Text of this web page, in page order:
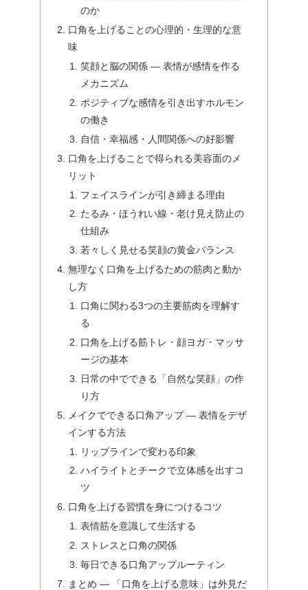
のか
口角を上げることの心理的・生理的な意
味
笑顔と脳の関係 ― 表情が感情を作る
メカニズム
ポジティブな感情を引き出すホルモン
の働き
自信・幸福感・人間関係への好影響
口角を上げることで得られる美容面のメ
リット
フェイスラインが引き締まる理由
たるみ・ほうれい線・老け見え防止の
仕組み
若々しく見せる笑顔の黄金バランス
無理なく口角を上げるための筋肉と動か
し方
口角に関わる3つの主要筋肉を理解す
る
口角を上げる筋トレ・顔ヨガ・マッサ
ージの基本
日常の中でできる「自然な笑顔」の作
り方
メイクでできる口角アップ ― 表情をデザ
インする方法
リップラインで変わる印象
ハイライトとチークで立体感を出すコ
ツ
口角を上げる習慣を身につけるコツ
表情筋を意識して生活する
ストレスと口角の関係
毎日できる口角アップルーティン
まとめ ― 「口角を上げる意味」は外見だ